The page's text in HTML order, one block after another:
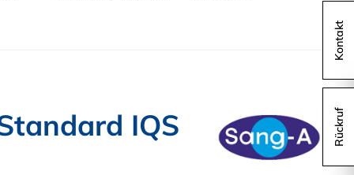
IQS
Kontakt
Rückruf